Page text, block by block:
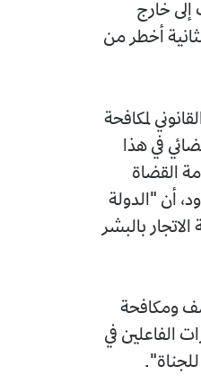
خارج
أخطر من
لمكافحة
في هذا
القضاة
أن "الدولة
بالبشر
ومكافحة
الفاعلين في